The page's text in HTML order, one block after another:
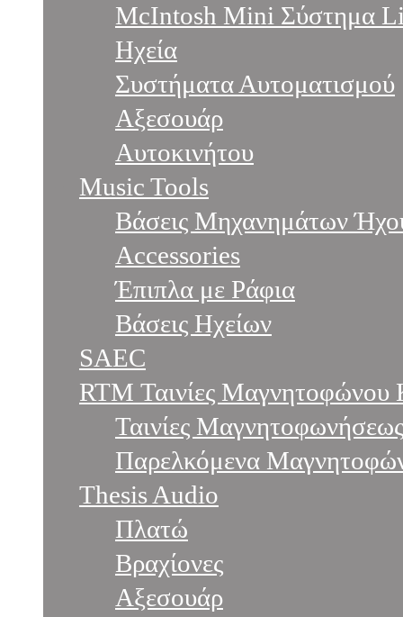
McIntosh Mini Σύστημα
Ηχεία
Συστήματα Αυτοματισμού
Αξεσουάρ
Αυτοκινήτου
Music Tools
Βάσεις Μηχανημάτων
Accessories
Έπιπλα με Ράφια
Βάσεις Ηχείων
SAEC
RTM Ταινίες Μαγνητοφώνου
Ταινίες Μαγνητοφωνήσεως
Παρελκόμενα
Thesis Audio
Πλατώ
Βραχίονες
Αξεσουάρ